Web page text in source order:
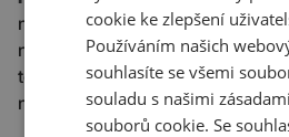
na sociálních sítích. O čem to
nesledují Jana Tunu? Uživatelé
televizi? Jan Tuna není na
není ani důležité, nástrojSocial
cookie ke zlepšení
Používáním našich
souhlasíte se všemi
souladu s našimi
souborů cookie. Se